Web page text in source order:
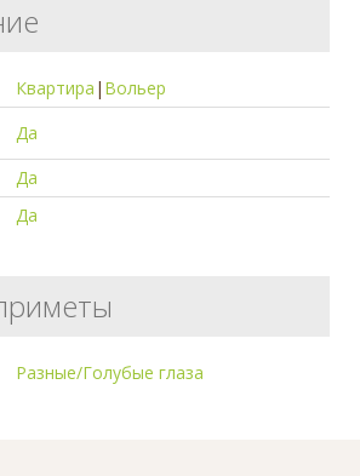
Квартира | Вольер
Да
Да
Да
Разные/Голубые глаза